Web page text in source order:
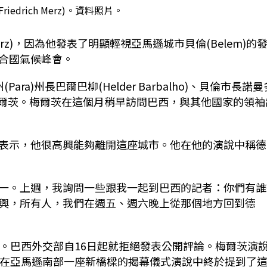
Merz)。資料照片。
，因為他發表了明顯輕視亞馬遜城市貝倫(Belem)的
國氣候峰會。
州長巴爾巴柳(Helder Barbalho)、貝倫市長諾曼
。梅爾茨在這個月稍早訪問巴西，與其他國家的領
示，他很高興能夠離開這座城市。他在他的演說中稱
。上週，我詢問一些跟我一起到巴西的記者：你們有
，所有人，我們在週五、週六晚上從那個地方回到德
巴西外交部自16日起就拒絕發表公開評論。梅爾茨演
亞馬遜南部一座新橋樑的揭幕儀式演說中終於提到了